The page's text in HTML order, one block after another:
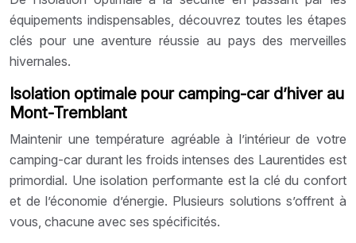
équipements indispensables, découvrez toutes les étapes
clés pour une aventure réussie au pays des merveilles
hivernales.
Isolation optimale pour camping-car d’hiver au
Mont-Tremblant
Maintenir une température agréable à l’intérieur de votre
camping-car durant les froids intenses des Laurentides est
primordial. Une isolation performante est la clé du confort
et de l’économie d’énergie. Plusieurs solutions s’offrent à
vous, chacune avec ses spécificités.